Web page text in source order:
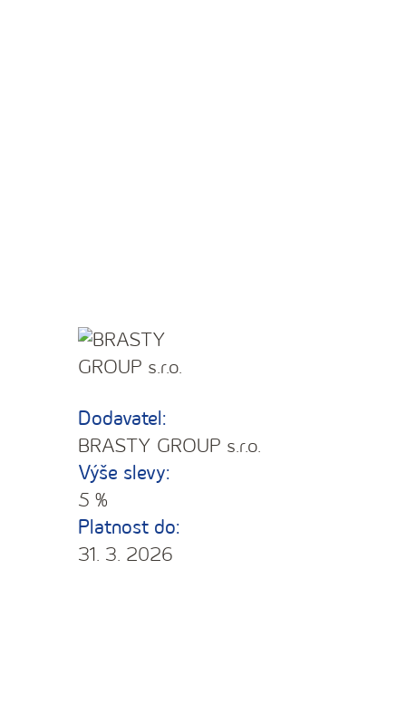
Dodavatel:
BRASTY GROUP s.r.o.
Výše slevy:
5 %
Platnost do:
31. 3. 2026